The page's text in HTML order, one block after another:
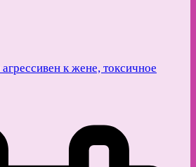
к жене, токсичное